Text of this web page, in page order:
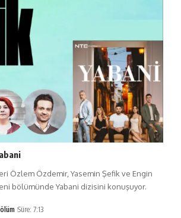
Özlem Özdemir, Yasemin Şefik ve Engin
bölümünde Yabani dizisini konuşuyor.
Süre: 7:13